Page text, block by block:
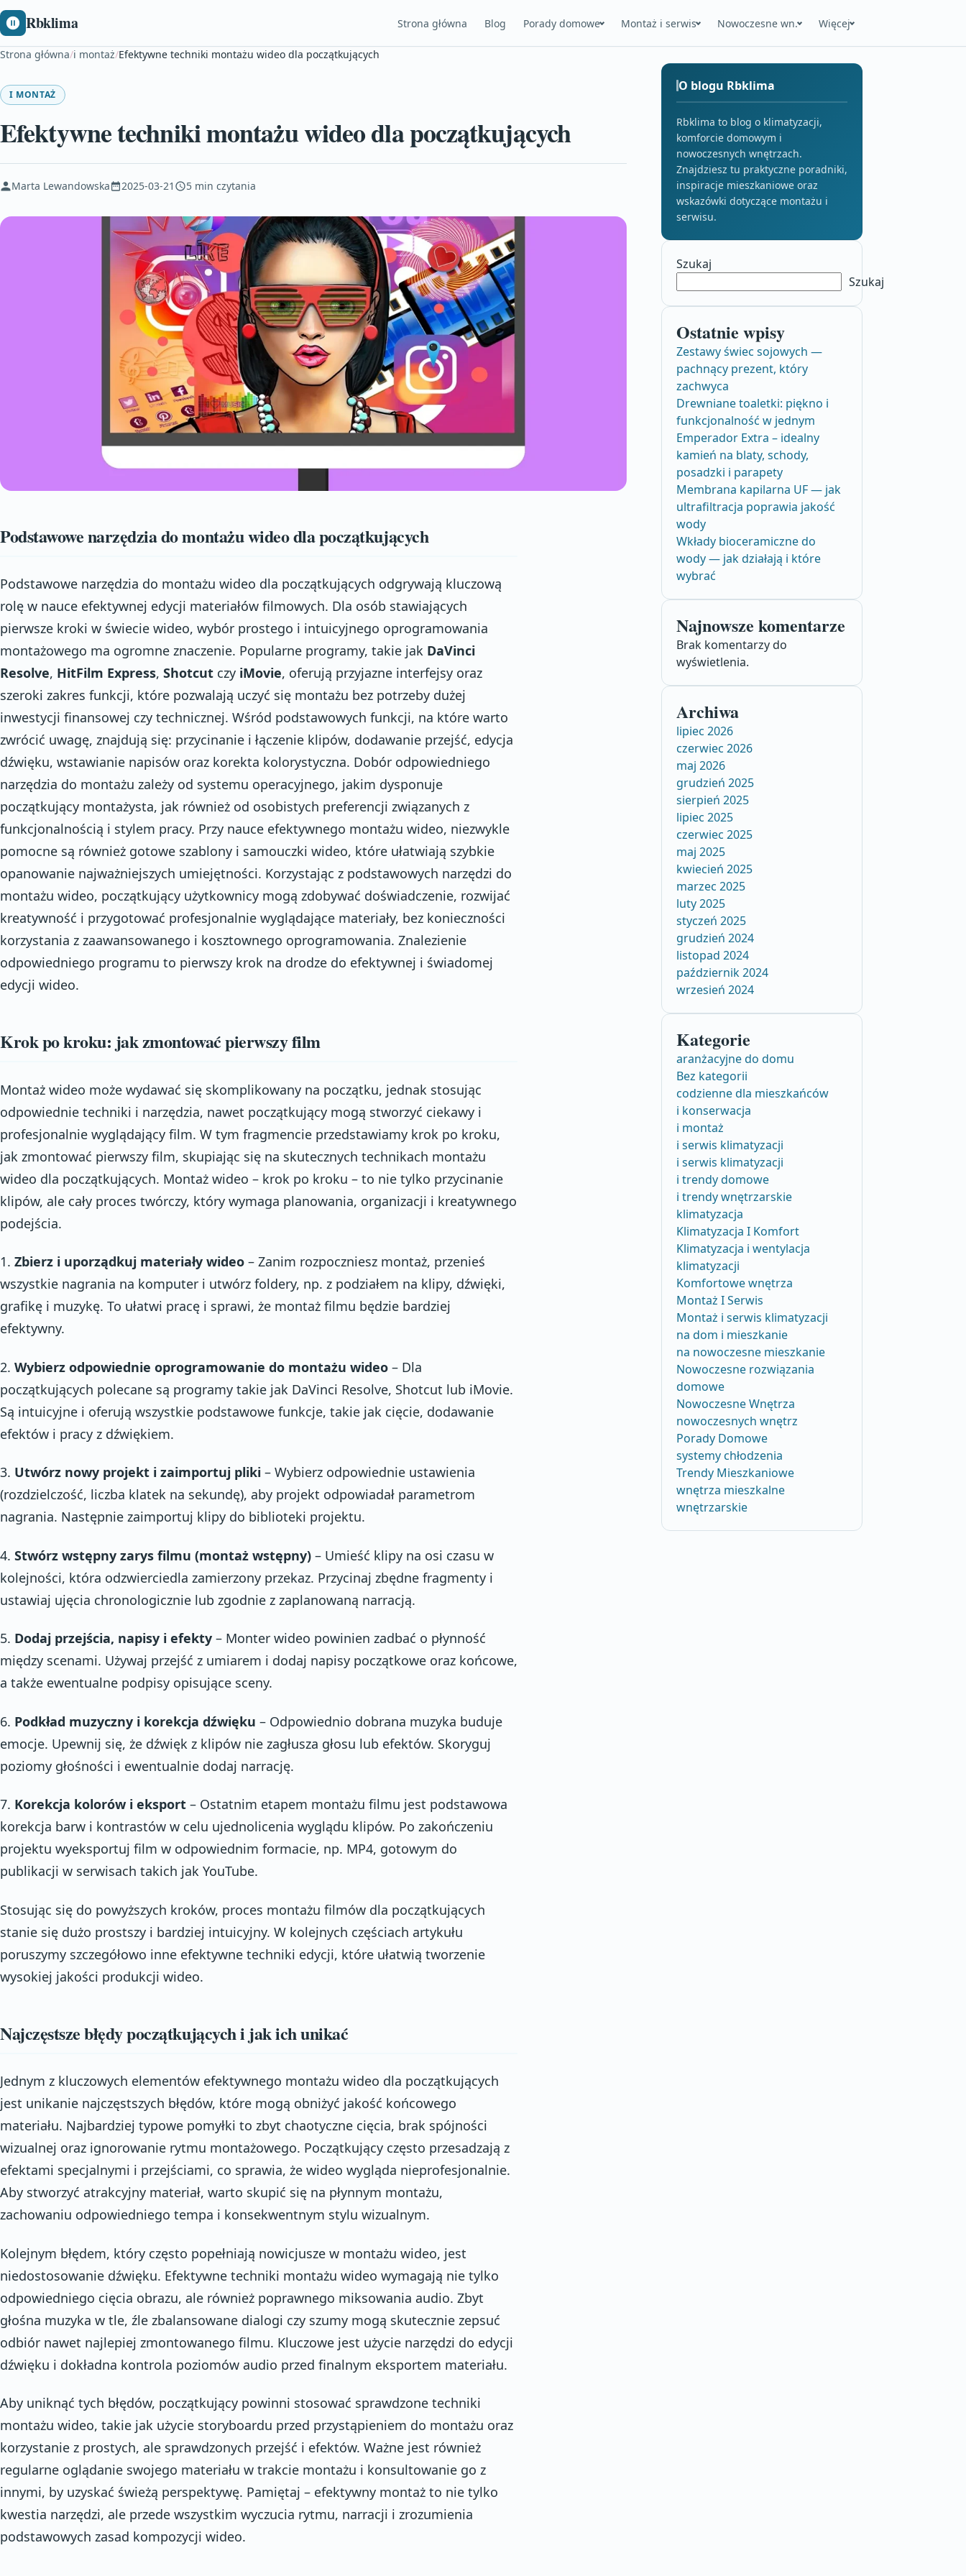
Rbklima Strona główna Blog Porady domowe Montaż i serwis Nowoczesne wn. Więcej
Strona główna/i montaż/Efektywne techniki montażu wideo dla początkujących
I MONTAŻ
Efektywne techniki montażu wideo dla początkujących
Marta Lewandowska 2025-03-21 5 min czytania
Podstawowe narzędzia do montażu wideo dla początkujących
Podstawowe narzędzia do montażu wideo dla początkujących odgrywają kluczową
rolę w nauce efektywnej edycji materiałów filmowych. Dla osób stawiających
pierwsze kroki w świecie wideo, wybór prostego i intuicyjnego oprogramowania
montażowego ma ogromne znaczenie. Popularne programy, takie jak DaVinci
Resolve, HitFilm Express, Shotcut czy iMovie, oferują przyjazne interfejsy oraz
szeroki zakres funkcji, które pozwalają uczyć się montażu bez potrzeby dużej
inwestycji finansowej czy technicznej. Wśród podstawowych funkcji, na które warto
zwrócić uwagę, znajdują się: przycinanie i łączenie klipów, dodawanie przejść, edycja
dźwięku, wstawianie napisów oraz korekta kolorystyczna. Dobór odpowiedniego
narzędzia do montażu zależy od systemu operacyjnego, jakim dysponuje
początkujący montażysta, jak również od osobistych preferencji związanych z
funkcjonalnością i stylem pracy. Przy nauce efektywnego montażu wideo, niezwykle
pomocne są również gotowe szablony i samouczki wideo, które ułatwiają szybkie
opanowanie najważniejszych umiejętności. Korzystając z podstawowych narzędzi do
montażu wideo, początkujący użytkownicy mogą zdobywać doświadczenie, rozwijać
kreatywność i przygotować profesjonalnie wyglądające materiały, bez konieczności
korzystania z zaawansowanego i kosztownego oprogramowania. Znalezienie
odpowiedniego programu to pierwszy krok na drodze do efektywnej i świadomej
edycji wideo.
Krok po kroku: jak zmontować pierwszy film
Montaż wideo może wydawać się skomplikowany na początku, jednak stosując
odpowiednie techniki i narzędzia, nawet początkujący mogą stworzyć ciekawy i
profesjonalnie wyglądający film. W tym fragmencie przedstawiamy krok po kroku,
jak zmontować pierwszy film, skupiając się na skutecznych technikach montażu
wideo dla początkujących. Montaż wideo – krok po kroku – to nie tylko przycinanie
klipów, ale cały proces twórczy, który wymaga planowania, organizacji i kreatywnego
podejścia.
1. Zbierz i uporządkuj materiały wideo – Zanim rozpoczniesz montaż, przenieś
wszystkie nagrania na komputer i utwórz foldery, np. z podziałem na klipy, dźwięki,
grafikę i muzykę. To ułatwi pracę i sprawi, że montaż filmu będzie bardziej
efektywny.
2. Wybierz odpowiednie oprogramowanie do montażu wideo – Dla
początkujących polecane są programy takie jak DaVinci Resolve, Shotcut lub iMovie.
Są intuicyjne i oferują wszystkie podstawowe funkcje, takie jak cięcie, dodawanie
efektów i pracy z dźwiękiem.
3. Utwórz nowy projekt i zaimportuj pliki – Wybierz odpowiednie ustawienia
(rozdzielczość, liczba klatek na sekundę), aby projekt odpowiadał parametrom
nagrania. Następnie zaimportuj klipy do biblioteki projektu.
4. Stwórz wstępny zarys filmu (montaż wstępny) – Umieść klipy na osi czasu w
kolejności, która odzwierciedla zamierzony przekaz. Przycinaj zbędne fragmenty i
ustawiaj ujęcia chronologicznie lub zgodnie z zaplanowaną narracją.
5. Dodaj przejścia, napisy i efekty – Monter wideo powinien zadbać o płynność
między scenami. Używaj przejść z umiarem i dodaj napisy początkowe oraz końcowe,
a także ewentualne podpisy opisujące sceny.
6. Podkład muzyczny i korekcja dźwięku – Odpowiednio dobrana muzyka buduje
emocje. Upewnij się, że dźwięk z klipów nie zagłusza głosu lub efektów. Skoryguj
poziomy głośności i ewentualnie dodaj narrację.
7. Korekcja kolorów i eksport – Ostatnim etapem montażu filmu jest podstawowa
korekcja barw i kontrastów w celu ujednolicenia wyglądu klipów. Po zakończeniu
projektu wyeksportuj film w odpowiednim formacie, np. MP4, gotowym do
publikacji w serwisach takich jak YouTube.
Stosując się do powyższych kroków, proces montażu filmów dla początkujących
stanie się dużo prostszy i bardziej intuicyjny. W kolejnych częściach artykułu
poruszymy szczegółowo inne efektywne techniki edycji, które ułatwią tworzenie
wysokiej jakości produkcji wideo.
Najczęstsze błędy początkujących i jak ich unikać
Jednym z kluczowych elementów efektywnego montażu wideo dla początkujących
jest unikanie najczęstszych błędów, które mogą obniżyć jakość końcowego
materiału. Najbardziej typowe pomyłki to zbyt chaotyczne cięcia, brak spójności
wizualnej oraz ignorowanie rytmu montażowego. Początkujący często przesadzają z
efektami specjalnymi i przejściami, co sprawia, że wideo wygląda nieprofesjonalnie.
Aby stworzyć atrakcyjny materiał, warto skupić się na płynnym montażu,
zachowaniu odpowiedniego tempa i konsekwentnym stylu wizualnym.
Kolejnym błędem, który często popełniają nowicjusze w montażu wideo, jest
niedostosowanie dźwięku. Efektywne techniki montażu wideo wymagają nie tylko
odpowiedniego cięcia obrazu, ale również poprawnego miksowania audio. Zbyt
głośna muzyka w tle, źle zbalansowane dialogi czy szumy mogą skutecznie zepsuć
odbiór nawet najlepiej zmontowanego filmu. Kluczowe jest użycie narzędzi do edycji
dźwięku i dokładna kontrola poziomów audio przed finalnym eksportem materiału.
Aby uniknąć tych błędów, początkujący powinni stosować sprawdzone techniki
montażu wideo, takie jak użycie storyboardu przed przystąpieniem do montażu oraz
korzystanie z prostych, ale sprawdzonych przejść i efektów. Ważne jest również
regularne oglądanie swojego materiału w trakcie montażu i konsultowanie go z
innymi, by uzyskać świeżą perspektywę. Pamiętaj – efektywny montaż to nie tylko
kwestia narzędzi, ale przede wszystkim wyczucia rytmu, narracji i zrozumienia
podstawowych zasad kompozycji wideo.
O blogu Rbklima
Rbklima to blog o klimatyzacji,
komforcie domowym i
nowoczesnych wnętrzach.
Znajdziesz tu praktyczne poradniki,
inspiracje mieszkaniowe oraz
wskazówki dotyczące montażu i
serwisu.
Szukaj
Szukaj
Ostatnie wpisy
Zestawy świec sojowych —
pachnący prezent, który
zachwyca
Drewniane toaletki: piękno i
funkcjonalność w jednym
Emperador Extra – idealny
kamień na blaty, schody,
posadzki i parapety
Membrana kapilarna UF — jak
ultrafiltracja poprawia jakość
wody
Wkłady bioceramiczne do
wody — jak działają i które
wybrać
Najnowsze komentarze
Brak komentarzy do
wyświetlenia.
Archiwa
lipiec 2026
czerwiec 2026
maj 2026
grudzień 2025
sierpień 2025
lipiec 2025
czerwiec 2025
maj 2025
kwiecień 2025
marzec 2025
luty 2025
styczeń 2025
grudzień 2024
listopad 2024
październik 2024
wrzesień 2024
Kategorie
aranżacyjne do domu
Bez kategorii
codzienne dla mieszkańców
i konserwacja
i montaż
i serwis klimatyzacji
i serwis klimatyzacji
i trendy domowe
i trendy wnętrzarskie
klimatyzacja
Klimatyzacja I Komfort
Klimatyzacja i wentylacja
klimatyzacji
Komfortowe wnętrza
Montaż I Serwis
Montaż i serwis klimatyzacji
na dom i mieszkanie
na nowoczesne mieszkanie
Nowoczesne rozwiązania
domowe
Nowoczesne Wnętrza
nowoczesnych wnętrz
Porady Domowe
systemy chłodzenia
Trendy Mieszkaniowe
wnętrza mieszkalne
wnętrzarskie